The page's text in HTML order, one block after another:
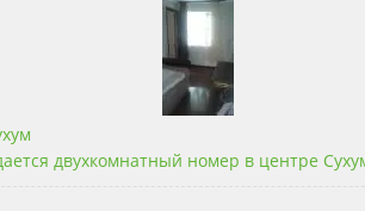
двухкомнатный номер в центре